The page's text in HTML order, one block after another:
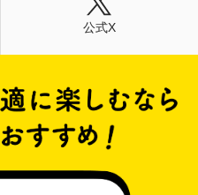
公式X